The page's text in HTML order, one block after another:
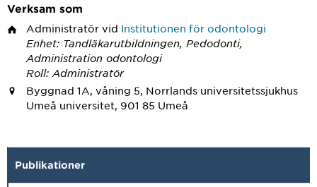
Verksam som
Administratör vid Institutionen för odontologi
Enhet: Tandläkarutbildningen, Pedodonti,
Administration odontologi
Roll: Administratör
Byggnad 1A, våning 5, Norrlands universitetssjukhus
Umeå universitet, 901 85 Umeå
Publikationer